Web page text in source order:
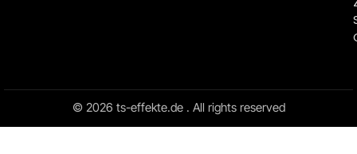
© 2026 ts-effekte.de . All rights reserved